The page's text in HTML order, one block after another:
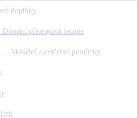
doplňky
Domácí přístrojová terapie
Masážní a cvičební pomůcky
charakter.
charakter.
balzám 5g